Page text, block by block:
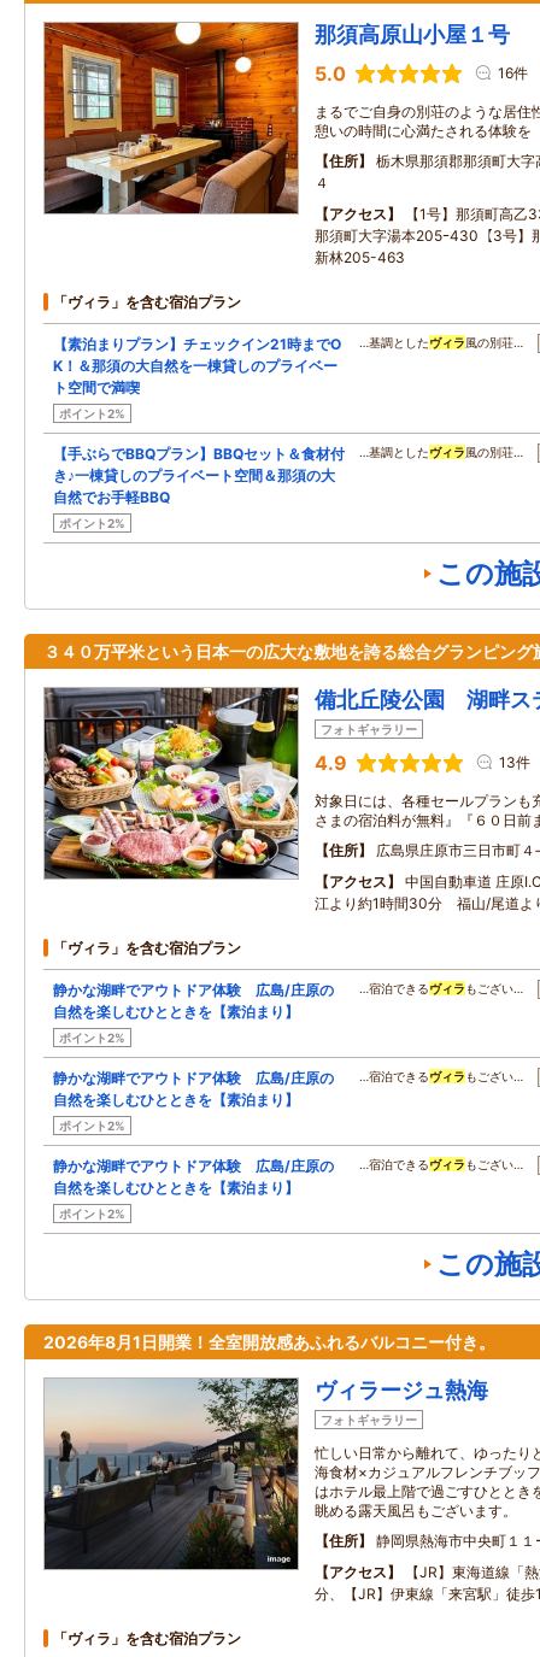
那須高原山小屋１号
5.0 16件
まるでご自身の別荘のような居住
憩いの時間に心満たされる体験を
住所
栃木県那須郡那須町大
４
アクセス
【1号】那須町高
那須町大字湯本205ｰ430【3号】
新林205-463
「ヴィラ」を含む宿泊プラン
【素泊まりプラン】チェックイン21時までO
K！＆那須の大自然を一棟貸しのプライベー
ト空間で満喫
ポイント2%
…基調としたヴィラ風の別荘…
【手ぶらでBBQプラン】BBQセット＆食材付
き♪一棟貸しのプライベート空間＆那須の大
自然でお手軽BBQ
ポイント2%
…基調としたヴィラ風の別荘…
この施
３４０万平米という日本一の広大な敷地を誇る総合グランピング
備北丘陵公園 湖畔ス
フォトギャラリー
4.9 13件
対象日には、各種セールプランも
さまの宿泊料が無料』『６０日前
住所
広島県庄原市三日市町４
アクセス
中国自動車道 庄原
江より約1時間30分 福山/尾道よ
「ヴィラ」を含む宿泊プラン
静かな湖畔でアウトドア体験 広島/庄原の
自然を楽しむひとときを【素泊まり】
ポイント2%
…宿泊できるヴィラ もござい…
静かな湖畔でアウトドア体験 広島/庄原の
自然を楽しむひとときを【素泊まり】
ポイント2%
…宿泊できるヴィラ もござい…
静かな湖畔でアウトドア体験 広島/庄原の
自然を楽しむひとときを【素泊まり】
ポイント2%
…宿泊できるヴィラ もござい…
この施
2026年8月1日開業！全室開放感あふれるバルコニー付き。
ヴィラージュ熱海
フォトギャラリー
忙しい日常から離れて、ゆったり
海食材×カジュアルフレンチブッ
はホテル最上階で過ごすひととき
眺める露天風呂もございます。
住所
静岡県熱海市中央町１１
アクセス
【JR】東海道線「
分、【JR】伊東線「来宮駅」徒歩
「ヴィラ」を含む宿泊プラン